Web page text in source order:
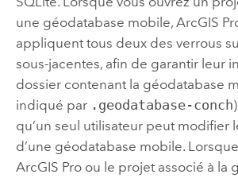
une géodatabase mobile, ArcGIS
appliquent tous deux des verrous
sous-jacentes, afin de garantir leur
dossier contenant la géodatabase
indiqué par .geodatabase-conch
qu’un seul utilisateur peut modifier
d’une géodatabase mobile.
ArcGIS Proou le projet associé à la